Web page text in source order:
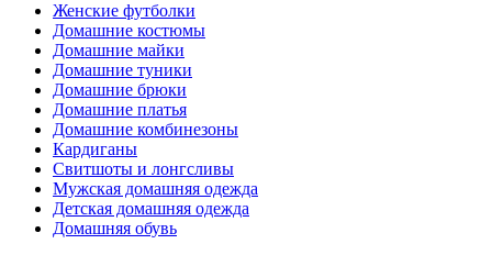
Женские футболки
Домашние костюмы
Домашние майки
Домашние туники
Домашние брюки
Домашние платья
Домашние комбинезоны
Кардиганы
Свитшоты и лонгсливы
Мужская домашняя одежда
Детская домашняя одежда
Домашняя обувь